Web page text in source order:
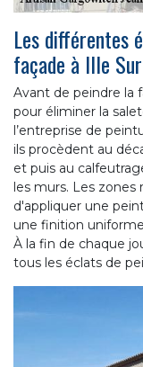
Les différentes
façade à Ille
Avant de peindre la
pour éliminer la
l’entreprise de
ils procèdent au
et puis au
les murs. Les
d'appliquer une
une finition
À la fin de chaque
tous les éclats de